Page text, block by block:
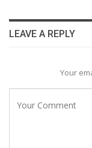
LEAVE A REPLY
Your